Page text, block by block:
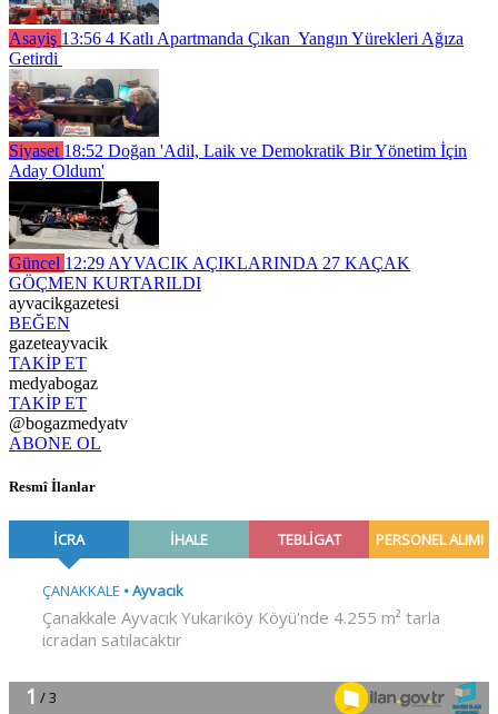
Asayiş 13:56 4 Katlı Apartmanda Çıkan Yangın Yürekleri Ağıza
Getirdi
Siyaset 18:52 Doğan 'Adil, Laik ve Demokratik Bir Yönetim İçin
Aday Oldum'
Güncel 12:29 AYVACIK AÇIKLARINDA 27 KAÇAK
GÖÇMEN KURTARILDI
ayvacikgazetesi
BEĞEN
gazeteayvacik
TAKİP ET
medyabogaz
TAKİP ET
@bogazmedyatv
ABONE OL
Resmî İlanlar